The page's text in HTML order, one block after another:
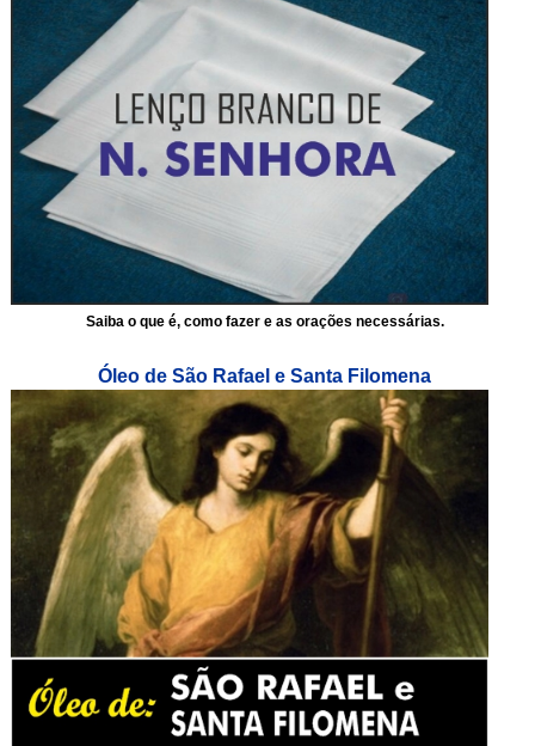
Saiba o que é, como fazer e as orações necessárias.
Óleo de São Rafael e Santa Filomena